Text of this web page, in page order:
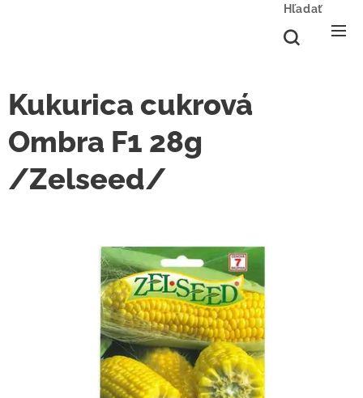
Hľadať
Kukurica cukrová
Ombra F1 28g
/Zelseed/